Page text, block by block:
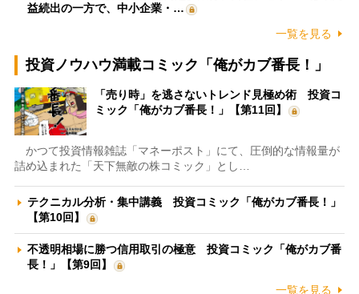
益続出の一方で、中小企業・…
一覧を見る
投資ノウハウ満載コミック「俺がカブ番長！」
「売り時」を逃さないトレンド見極め術 投資コ
ミック「俺がカブ番長！」【第11回】
かつて投資情報雑誌「マネーポスト」にて、圧倒的な情報量が
詰め込まれた「天下無敵の株コミック」とし…
テクニカル分析・集中講義 投資コミック「俺がカブ番長！」
【第10回】
不透明相場に勝つ信用取引の極意 投資コミック「俺がカブ番
長！」【第9回】
一覧を見る